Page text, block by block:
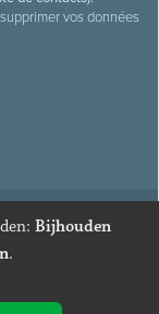
vos données
Bijhouden
.